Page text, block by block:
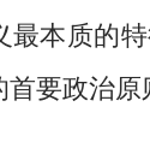
最本质的
要政治原